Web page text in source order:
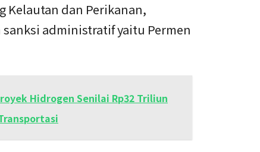
Kelautan dan Perikanan,
administratif yaitu Permen
Hidrogen Senilai Rp32 Triliun